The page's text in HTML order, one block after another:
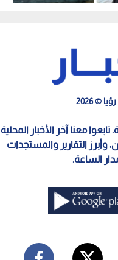
يوقف انتهاكات الاحتلال
© 2026
معنا آخر الأخبار المحلية
وأبرز التقارير والمستجدات
الساعة.